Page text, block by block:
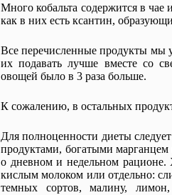
Много кобальта содержится в чае
как в них есть ксантин,
Все перечисленные продукты мы
их подавать лучше вместе со
овощей было в 3 раза больше.
К сожалению, в остальных
Для полноценности диеты
продуктами, богатыми
о дневном и недельном рационе.
кислым молоком или отдельно:
темных сортов, малину,